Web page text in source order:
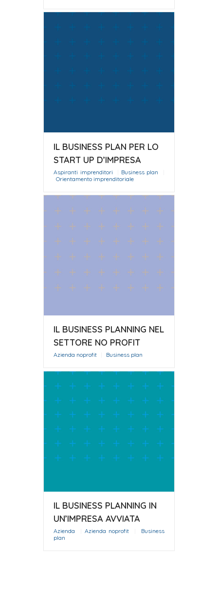
IL BUSINESS PLAN PER LO
START UP D’IMPRESA
Aspiranti imprenditori Business plan
Orientamento imprenditoriale
IL BUSINESS PLANNING NEL
SETTORE NO PROFIT
Azienda noprofit Business plan
IL BUSINESS PLANNING IN
UN’IMPRESA AVVIATA
Azienda Azienda noprofit
Business
plan